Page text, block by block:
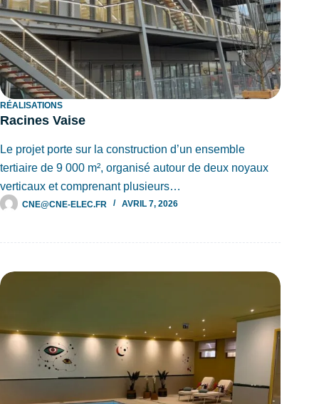
RÉALISATIONS
Racines Vaise
Le projet porte sur la construction d’un ensemble
tertiaire de 9 000 m², organisé autour de deux noyaux
verticaux et comprenant plusieurs…
CNE@CNE-ELEC.FR AVRIL 7, 2026